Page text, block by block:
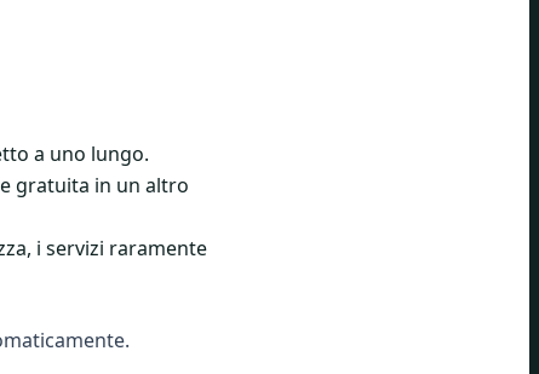
a uno lungo.
gratuita in un altro
i servizi raramente